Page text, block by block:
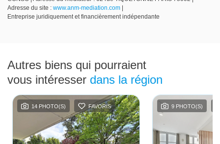
Adresse du site : www.anm-mediation.com
Entreprise juridiquement et financièrement indépendante
Autres biens qui pourraient
vous intéresser dans la région
14 PHOTO(S) FAVORIS 9 PHOTO(S)